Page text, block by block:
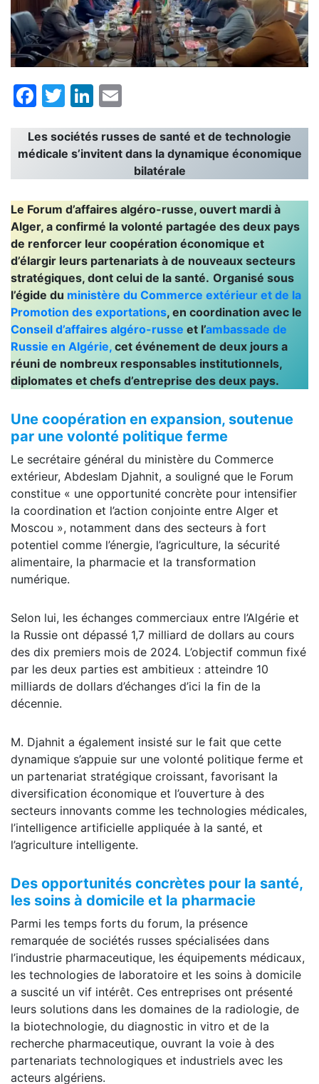
Facebook
TwitterLinkedIn
Les sociétés russes de santé et de technologie
médicale s’invitent dans la dynamique économique
bilatérale
Le Forum d’affaires algéro-russe, ouvert mardi à
Alger, a confirmé la volonté partagée des deux pays
de renforcer leur coopération économique et
d’élargir leurs partenariats à de nouveaux secteurs
stratégiques, dont celui de la santé. Organisé sous
l’égide du ministère du Commerce extérieur et de la
Promotion des exportations, en coordination avec le
Conseil d’affaires algéro-russe et l’ambassade de
Russie en Algérie, cet événement de deux jours a
réuni de nombreux responsables institutionnels,
diplomates et chefs d’entreprise des deux pays.
Une coopération en expansion, soutenue
par une volonté politique ferme
Le secrétaire général du ministère du Commerce
extérieur, Abdeslam Djahnit, a souligné que le Forum
constitue « une opportunité concrète pour intensifier
la coordination et l’action conjointe entre Alger et
Moscou », notamment dans des secteurs à fort
potentiel comme l’énergie, l’agriculture, la sécurité
alimentaire, la pharmacie et la transformation
numérique.
Selon lui, les échanges commerciaux entre l’Algérie et
la Russie ont dépassé 1,7 milliard de dollars au cours
des dix premiers mois de 2024. L’objectif commun fixé
par les deux parties est ambitieux : atteindre 10
milliards de dollars d’échanges d’ici la fin de la
décennie.
M. Djahnit a également insisté sur le fait que cette
dynamique s’appuie sur une volonté politique ferme et
un partenariat stratégique croissant, favorisant la
diversification économique et l’ouverture à des
secteurs innovants comme les technologies médicales,
l’intelligence artificielle appliquée à la santé, et
l’agriculture intelligente.
Des opportunités concrètes pour la santé,
les soins à domicile et la pharmacie
Parmi les temps forts du forum, la présence
remarquée de sociétés russes spécialisées dans
l’industrie pharmaceutique, les équipements médicaux,
les technologies de laboratoire et les soins à domicile
a suscité un vif intérêt. Ces entreprises ont présenté
leurs solutions dans les domaines de la radiologie, de
la biotechnologie, du diagnostic in vitro et de la
recherche pharmaceutique, ouvrant la voie à des
partenariats technologiques et industriels avec les
acteurs algériens.